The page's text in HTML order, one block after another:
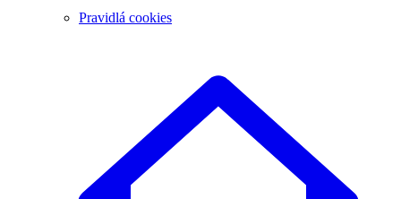
Pravidlá cookies